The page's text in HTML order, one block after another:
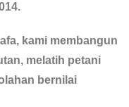
kami membangun
melatih petani
bernilai